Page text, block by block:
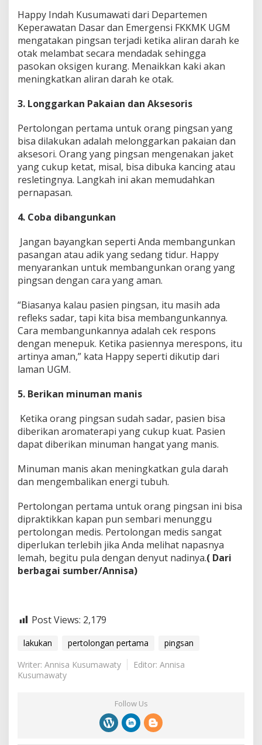
Happy Indah Kusumawati dari Departemen
Keperawatan Dasar dan Emergensi FKKMK UGM
mengatakan pingsan terjadi ketika aliran darah ke
otak melambat secara mendadak sehingga
pasokan oksigen kurang. Menaikkan kaki akan
meningkatkan aliran darah ke otak.
3. Longgarkan Pakaian dan Aksesoris
Pertolongan pertama untuk orang pingsan yang
bisa dilakukan adalah melonggarkan pakaian dan
aksesori. Orang yang pingsan mengenakan jaket
yang cukup ketat, misal, bisa dibuka kancing atau
resletingnya. Langkah ini akan memudahkan
pernapasan.
4. Coba dibangunkan
Jangan bayangkan seperti Anda membangunkan
pasangan atau adik yang sedang tidur. Happy
menyarankan untuk membangunkan orang yang
pingsan dengan cara yang aman.
“Biasanya kalau pasien pingsan, itu masih ada
refleks sadar, tapi kita bisa membangunkannya.
Cara membangunkannya adalah cek respons
dengan menepuk. Ketika pasiennya merespons, itu
artinya aman,” kata Happy seperti dikutip dari
laman UGM.
5. Berikan minuman manis
Ketika orang pingsan sudah sadar, pasien bisa
diberikan aromaterapi yang cukup kuat. Pasien
dapat diberikan minuman hangat yang manis.
Minuman manis akan meningkatkan gula darah
dan mengembalikan energi tubuh.
Pertolongan pertama untuk orang pingsan ini bisa
dipraktikkan kapan pun sembari menunggu
pertolongan medis. Pertolongan medis sangat
diperlukan terlebih jika Anda melihat napasnya
lemah, begitu pula dengan denyut nadinya.( Dari
berbagai sumber/Annisa)
Post Views: 2,179
lakukan pertolongan pertama
pingsan
Writer: Annisa Kusumawaty
Editor: Annisa
Kusumawaty
Follow Us